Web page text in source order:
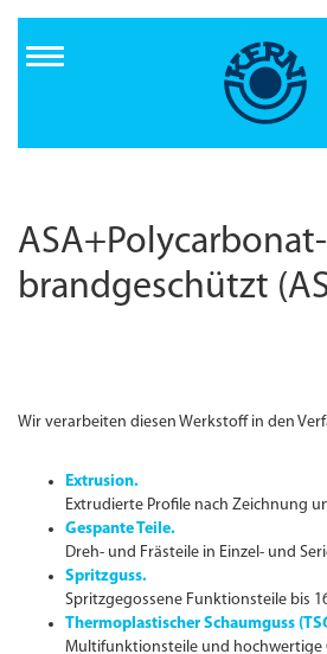
Inhalt
brandgeschützt
Wir verarbeiten diesen Werkstoff in den
Extrusion.
Extrudierte Profile nach Zeichnung
Gespante Teile.
Dreh- und Frästeile in Einzel- und
Spritzguss.
Spritzgegossene Funktionsteile bis
Thermoplastischer Schaumguss
Multifunktionsteile und hochwertige